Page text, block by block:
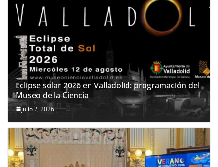
Eclipse solar 2026 en Valladolid: programación del
Museo de la Ciencia
julio 2, 2026